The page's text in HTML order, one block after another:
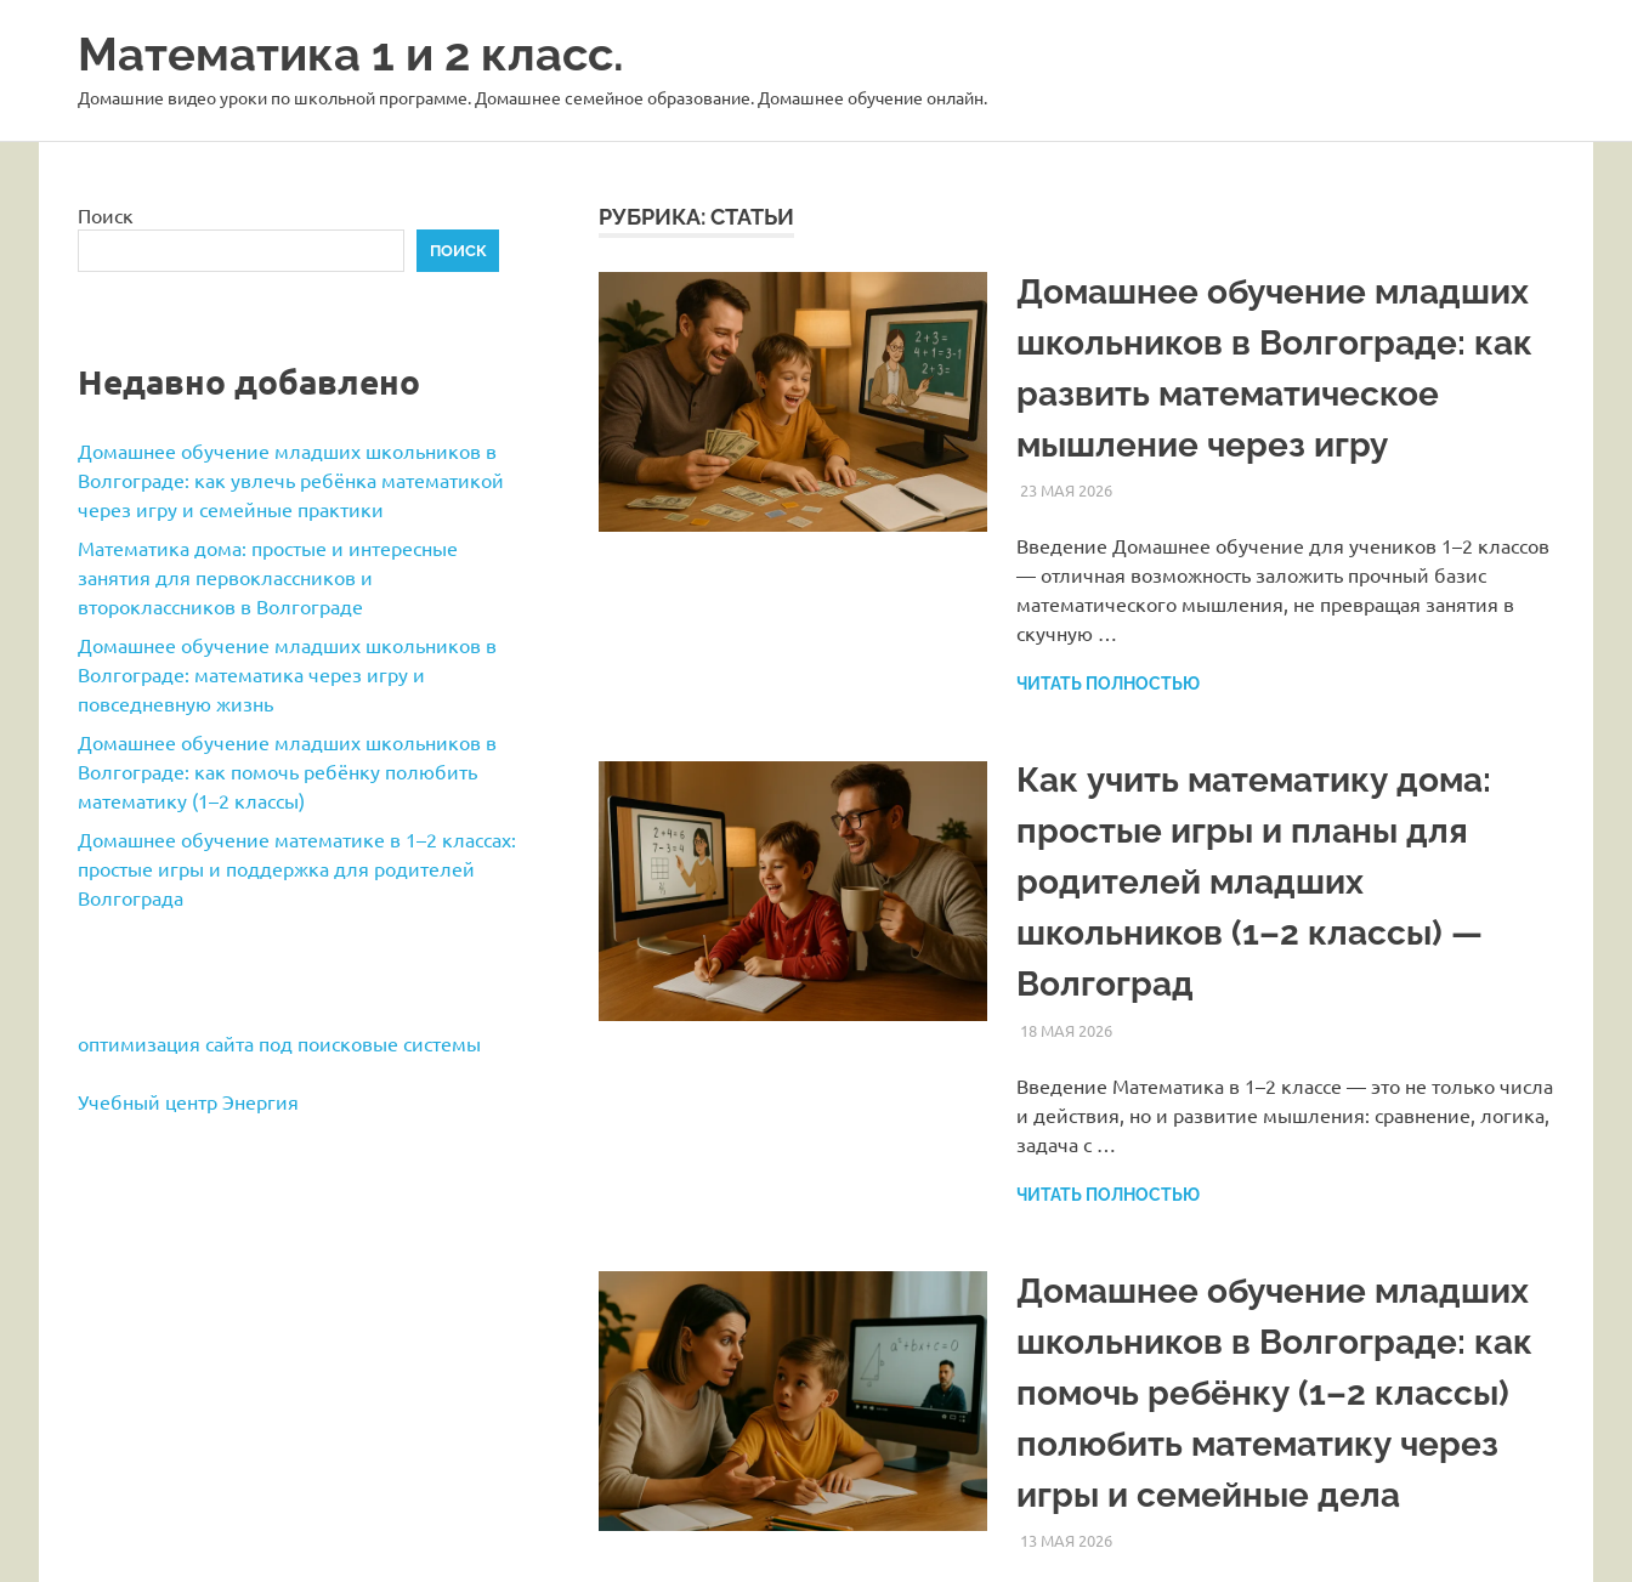
содержимомуМатематика 1 и 2 класс.
Домашние видео уроки по школьной программе. Домашнее семейное образование. Домашнее обучение онлайн.
РУБРИКА:СТАТЬИ
Домашнее обучение младших
школьников в Волгограде: как
развить математическое
мышление через игру
23 МАЯ 2026HOMELESSONS
СТАТЬИ
Введение Домашнее обучение для учеников 1–2 классов
— отличная возможность заложить прочный базис
математического мышления, не превращая занятия в
скучную …
ЧИТАТЬ ПОЛНОСТЬЮ
Как учить математику дома:
простые игры и планы для
родителей младших
школьников (1–2 классы) —
Волгоград
18 МАЯ 2026HOMELESSONS
СТАТЬИ
Введение Математика в 1–2 классе — это не только числа
и действия, но и развитие мышления: сравнение, логика,
задача с …
ЧИТАТЬ ПОЛНОСТЬЮ
Домашнее обучение младших
школьников в Волгограде: как
помочь ребёнку (1–2 классы)
полюбить математику через
игры и семейные дела
13 МАЯ 2026HOMELESSONS
СТАТЬИ
Поиск
ПОИСК
Недавно добавлено
Домашнее обучение младших школьников в
Волгограде: как увлечь ребёнка математикой
через игру и семейные практики
Математика дома: простые и интересные
занятия для первоклассников и
второклассников в Волгограде
Домашнее обучение младших школьников в
Волгограде: математика через игру и
повседневную жизнь
Домашнее обучение младших школьников в
Волгограде: как помочь ребёнку полюбить
математику (1–2 классы)
Домашнее обучение математике в 1–2 классах:
простые игры и поддержка для родителей
Волгограда
оптимизация сайта под поисковые системы
Учебный центр Энергия